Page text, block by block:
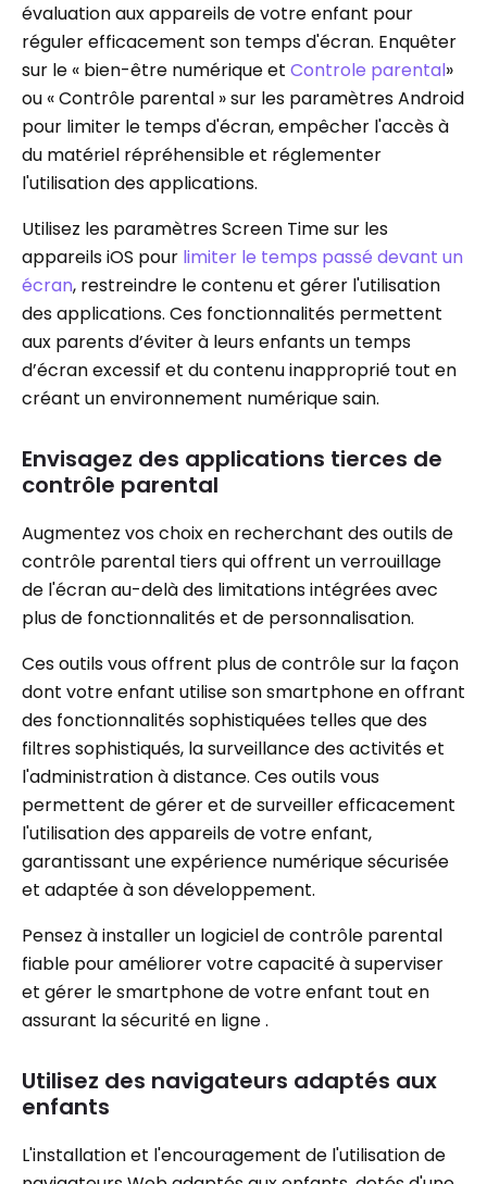
évaluation aux appareils de votre enfant pour
réguler efficacement son temps d'écran. Enquêter
sur le « bien-être numérique et Controle parental»
ou « Contrôle parental » sur les paramètres Android
pour limiter le temps d'écran, empêcher l'accès à
du matériel répréhensible et réglementer
l'utilisation des applications.
Utilisez les paramètres Screen Time sur les
appareils iOS pour limiter le temps passé devant un
écran, restreindre le contenu et gérer l'utilisation
des applications. Ces fonctionnalités permettent
aux parents d’éviter à leurs enfants un temps
d’écran excessif et du contenu inapproprié tout en
créant un environnement numérique sain.
Envisagez des applications tierces de
contrôle parental
Augmentez vos choix en recherchant des outils de
contrôle parental tiers qui offrent un verrouillage
de l'écran au-delà des limitations intégrées avec
plus de fonctionnalités et de personnalisation.
Ces outils vous offrent plus de contrôle sur la façon
dont votre enfant utilise son smartphone en offrant
des fonctionnalités sophistiquées telles que des
filtres sophistiqués, la surveillance des activités et
l'administration à distance. Ces outils vous
permettent de gérer et de surveiller efficacement
l'utilisation des appareils de votre enfant,
garantissant une expérience numérique sécurisée
et adaptée à son développement.
Pensez à installer un logiciel de contrôle parental
fiable pour améliorer votre capacité à superviser
et gérer le smartphone de votre enfant tout en
assurant la sécurité en ligne .
Utilisez des navigateurs adaptés aux
enfants
L'installation et l'encouragement de l'utilisation de